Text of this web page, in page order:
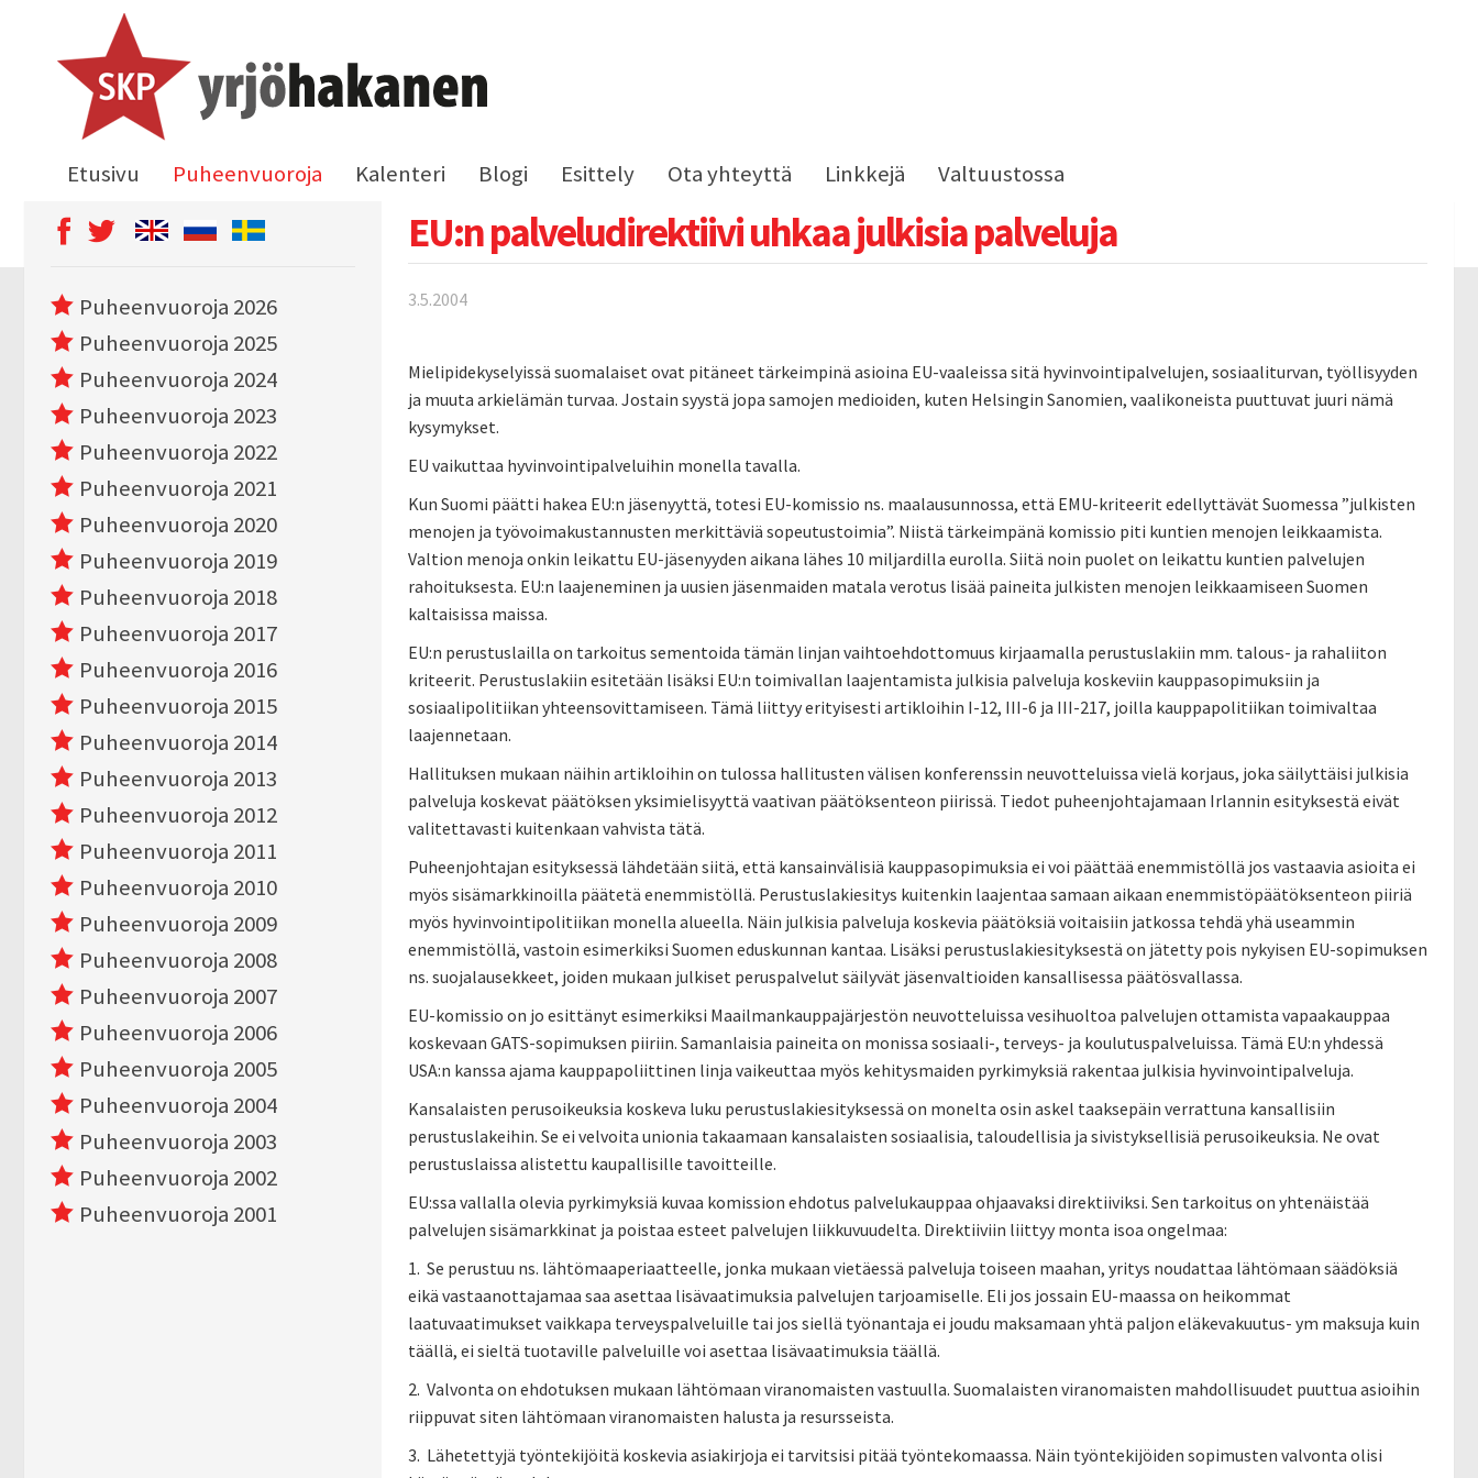
Etusivu Puheenvuoroja Kalenteri Blogi Esittely Ota yhteyttä Linkkejä Valtuustossa
EU:n palveludirektiivi uhkaa julkisia palveluja
3.5.2004
Mielipidekyselyissä suomalaiset ovat pitäneet tärkeimpinä asioina EU-vaaleissa sitä hyvinvointipalvelujen, sosiaaliturvan, työllisyyden
ja muuta arkielämän turvaa. Jostain syystä jopa samojen medioiden, kuten Helsingin Sanomien, vaalikoneista puuttuvat juuri nämä
kysymykset.
EU vaikuttaa hyvinvointipalveluihin monella tavalla.
Kun Suomi päätti hakea EU:n jäsenyyttä, totesi EU-komissio ns. maalausunnossa, että EMU-kriteerit edellyttävät Suomessa ”julkisten
menojen ja työvoimakustannusten merkittäviä sopeutustoimia”. Niistä tärkeimpänä komissio piti kuntien menojen leikkaamista.
Valtion menoja onkin leikattu EU-jäsenyyden aikana lähes 10 miljardilla eurolla. Siitä noin puolet on leikattu kuntien palvelujen
rahoituksesta. EU:n laajeneminen ja uusien jäsenmaiden matala verotus lisää paineita julkisten menojen leikkaamiseen Suomen
kaltaisissa maissa.
EU:n perustuslailla on tarkoitus sementoida tämän linjan vaihtoehdottomuus kirjaamalla perustuslakiin mm. talous- ja rahaliiton
kriteerit. Perustuslakiin esitetään lisäksi EU:n toimivallan laajentamista julkisia palveluja koskeviin kauppasopimuksiin ja
sosiaalipolitiikan yhteensovittamiseen. Tämä liittyy erityisesti artikloihin I-12, III-6 ja III-217, joilla kauppapolitiikan toimivaltaa
laajennetaan.
Hallituksen mukaan näihin artikloihin on tulossa hallitusten välisen konferenssin neuvotteluissa vielä korjaus, joka säilyttäisi julkisia
palveluja koskevat päätöksen yksimielisyyttä vaativan päätöksenteon piirissä. Tiedot puheenjohtajamaan Irlannin esityksestä eivät
valitettavasti kuitenkaan vahvista tätä.
Puheenjohtajan esityksessä lähdetään siitä, että kansainvälisiä kauppasopimuksia ei voi päättää enemmistöllä jos vastaavia asioita ei
myös sisämarkkinoilla päätetä enemmistöllä. Perustuslakiesitys kuitenkin laajentaa samaan aikaan enemmistöpäätöksenteon piiriä
myös hyvinvointipolitiikan monella alueella. Näin julkisia palveluja koskevia päätöksiä voitaisiin jatkossa tehdä yhä useammin
enemmistöllä, vastoin esimerkiksi Suomen eduskunnan kantaa. Lisäksi perustuslakiesityksestä on jätetty pois nykyisen EU-sopimuksen
ns. suojalausekkeet, joiden mukaan julkiset peruspalvelut säilyvät jäsenvaltioiden kansallisessa päätösvallassa.
EU-komissio on jo esittänyt esimerkiksi Maailmankauppajärjestön neuvotteluissa vesihuoltoa palvelujen ottamista vapaakauppaa
koskevaan GATS-sopimuksen piiriin. Samanlaisia paineita on monissa sosiaali-, terveys- ja koulutuspalveluissa. Tämä EU:n yhdessä
USA:n kanssa ajama kauppapoliittinen linja vaikeuttaa myös kehitysmaiden pyrkimyksiä rakentaa julkisia hyvinvointipalveluja.
Kansalaisten perusoikeuksia koskeva luku perustuslakiesityksessä on monelta osin askel taaksepäin verrattuna kansallisiin
perustuslakeihin. Se ei velvoita unionia takaamaan kansalaisten sosiaalisia, taloudellisia ja sivistyksellisiä perusoikeuksia. Ne ovat
perustuslaissa alistettu kaupallisille tavoitteille.
EU:ssa vallalla olevia pyrkimyksiä kuvaa komission ehdotus palvelukauppaa ohjaavaksi direktiiviksi. Sen tarkoitus on yhtenäistää
palvelujen sisämarkkinat ja poistaa esteet palvelujen liikkuvuudelta. Direktiiviin liittyy monta isoa ongelmaa:
1. Se perustuu ns. lähtömaaperiaatteelle, jonka mukaan vietäessä palveluja toiseen maahan, yritys noudattaa lähtömaan säädöksiä
eikä vastaanottajamaa saa asettaa lisävaatimuksia palvelujen tarjoamiselle. Eli jos jossain EU-maassa on heikommat
laatuvaatimukset vaikkapa terveyspalveluille tai jos siellä työnantaja ei joudu maksamaan yhtä paljon eläkevakuutus- ym maksuja kuin
täällä, ei sieltä tuotaville palveluille voi asettaa lisävaatimuksia täällä.
2. Valvonta on ehdotuksen mukaan lähtömaan viranomaisten vastuulla. Suomalaisten viranomaisten mahdollisuudet puuttua asioihin
riippuvat siten lähtömaan viranomaisten halusta ja resursseista.
3. Lähetettyjä työntekijöitä koskevia asiakirjoja ei tarvitsisi pitää työntekomaassa. Näin työntekijöiden sopimusten valvonta olisi
Puheenvuoroja 2026
Puheenvuoroja 2025
Puheenvuoroja 2024
Puheenvuoroja 2023
Puheenvuoroja 2022
Puheenvuoroja 2021
Puheenvuoroja 2020
Puheenvuoroja 2019
Puheenvuoroja 2018
Puheenvuoroja 2017
Puheenvuoroja 2016
Puheenvuoroja 2015
Puheenvuoroja 2014
Puheenvuoroja 2013
Puheenvuoroja 2012
Puheenvuoroja 2011
Puheenvuoroja 2010
Puheenvuoroja 2009
Puheenvuoroja 2008
Puheenvuoroja 2007
Puheenvuoroja 2006
Puheenvuoroja 2005
Puheenvuoroja 2004
Puheenvuoroja 2003
Puheenvuoroja 2002
Puheenvuoroja 2001